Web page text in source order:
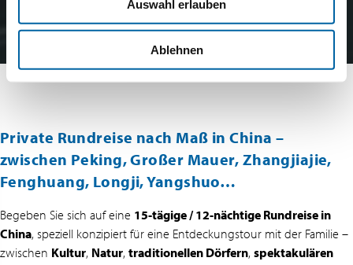
Auswahl erlauben
Ablehnen
Private Rundreise nach Maß in China –
zwischen Peking, Großer Mauer, Zhangjiajie,
Fenghuang, Longji, Yangshuo…
Begeben Sie sich auf eine 15-tägige / 12-nächtige Rundreise in
China, speziell konzipiert für eine Entdeckungstour mit der Familie –
zwischen Kultur, Natur, traditionellen Dörfern, spektakulären